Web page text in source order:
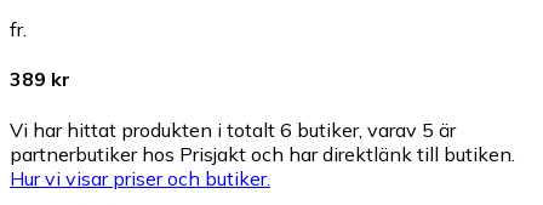
fr.
389 kr
Vi har hittat produkten i totalt 6 butiker, varav 5 är
partnerbutiker hos Prisjakt och har direktlänk till butiken.
Hur vi visar priser och butiker.